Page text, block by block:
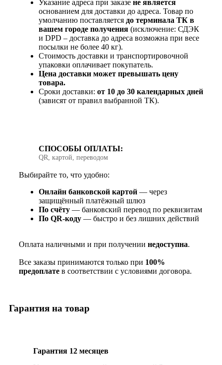
Указание адреса при заказе не является
основанием для доставки до адреса. Товар по
умолчанию поставляется до терминала ТК в
вашем городе получения (исключение: СДЭК
и DPD – доставка до адреса возможна при весе
посылки не более 40 кг).
Стоимость доставки и транспортировочной
упаковки оплачивает покупатель.
Цена доставки может превышать цену
товара.
Сроки доставки: от 10 до 30 календарных дней
(зависят от правил выбранной ТК).
СПОСОБЫ ОПЛАТЫ:
QR, картой, переводом
Выбирайте то, что удобно:
Онлайн банковской картой — через
защищённый платёжный шлюз
По счёту — банковский перевод по реквизитам
По QR‑коду — быстро и без лишних действий
Оплата наличными и при получении недоступна.
Все заказы принимаются только при 100%
предоплате в соответствии с условиями договора.
Гарантия на товар
Гарантия 12 месяцев